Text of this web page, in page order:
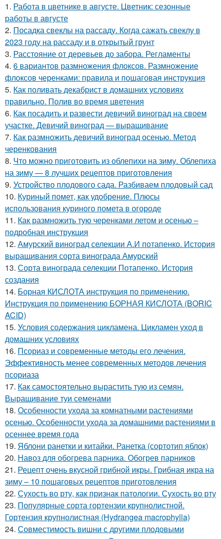
1. Работа в цветнике в августе. Цветник: сезонные
работы в августе
2. Посадка свеклы на рассаду. Когда сажать свеклу в
2023 году на рассаду и в открытый грунт
3. Расстояние от деревьев до забора. Регламенты
4. 6 вариантов размножения флоксов. Размножение
флоксов черенками: правила и пошаговая инструкция
5. Как поливать декабрист в домашних условиях
правильно. Полив во время цветения
6. Как посадить и развести девичий виноград на своем
участке. Девичий виноград — выращивание
7. Как размножить девичий виноград осенью. Метод
черенкования
8. Что можно приготовить из облепихи на зиму. Облепиха
на зиму — 8 лучших рецептов приготовления
9. Устройство плодового сада. Разбиваем плодовый сад
10. Куриный помет, как удобрение. Плюсы
использования куриного помета в огороде
11. Как размножить тую черенками летом и осенью –
подробная инструкция
12. Амурский виноград селекции А.И потапенко. История
выращивания сорта винограда Амурский
13. Сорта винограда селекции Потапенко. История
создания
14. Борная КИСЛОТА инструкция по применению.
Инструкция по применению БОРНАЯ КИСЛОТА (BORIC
ACID)
15. Условия содержания цикламена. Цикламен уход в
домашних условиях
16. Псориаз и современные методы его лечения.
Эффективность менее современных методов лечения
псориаза
17. Как самостоятельно вырастить тую из семян.
Выращивание туи семенами
18. Особенности ухода за комнатными растениями
осенью. Особенности ухода за домашними растениями в
осеннее время года
19. Яблони ранетки и китайки. Ранетка (сортотип яблок)
20. Навоз для обогрева парника. Обогрев парников
21. Рецепт очень вкусной грибной икры. Грибная икра на
зиму – 10 пошаговых рецептов приготовления
22. Сухость во рту, как признак патологии. Сухость во рту
23. Популярные сорта гортензии крупнолистной.
Гортензия крупнолистная (Hydrangea macrophylla)
24. Совместимость вишни с другими плодовыми